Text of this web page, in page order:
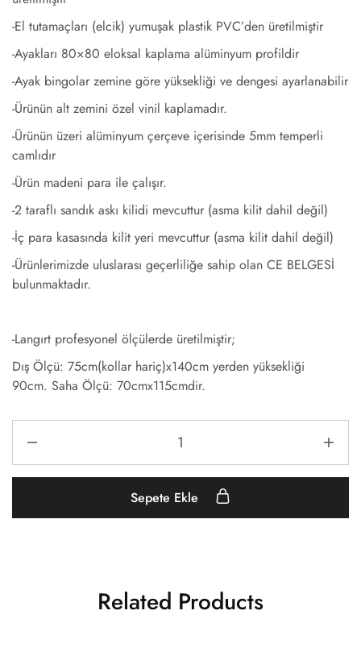
-El tutamaçları (elcik) yumuşak plastik PVC’den üretilmiştir
-Ayakları 80×80 eloksal kaplama alüminyum profildir
-Ayak bingolar zemine göre yüksekliği ve dengesi ayarlanabilir
-Ürünün alt zemini özel vinil kaplamadır.
-Ürünün üzeri alüminyum çerçeve içerisinde 5mm temperli
camlıdır
-Ürün madeni para ile çalışır.
-2 taraflı sandık askı kilidi mevcuttur (asma kilit dahil değil)
-İç para kasasında kilit yeri mevcuttur (asma kilit dahil değil)
-Ürünlerimizde uluslarası geçerliliğe sahip olan CE BELGESİ
bulunmaktadır.
-Langırt profesyonel ölçülerde üretilmiştir;
Dış Ölçü: 75cm(kollar hariç)x140cm yerden yüksekliği
90cm. Saha Ölçü: 70cmx115cmdir.
Sepete Ekle
Related Products